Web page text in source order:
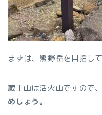
まずは、熊野岳を目指し
蔵王山は活火山ですので
めしょう。